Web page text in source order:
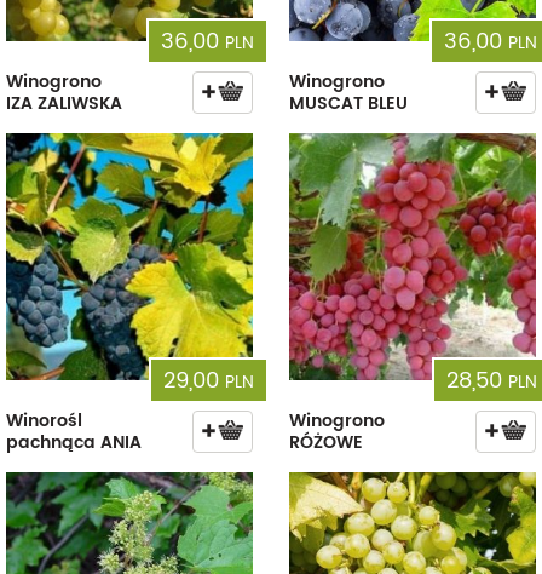
36,00 PLN
Winogrono
IZA ZALIWSKA
36,00 PLN
Winogrono
MUSCAT BLEU
29,00 PLN
Winorośl
pachnąca ANIA
28,50 PLN
Winogrono
RÓŻOWE